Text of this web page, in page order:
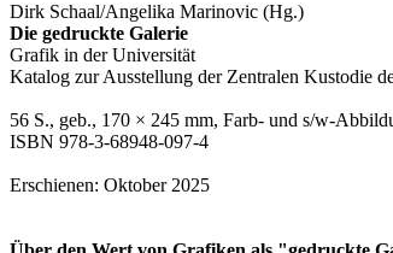
Dirk Schaal/Angelika Marinovic (Hg.)
Die gedruckte Galerie
Grafik in der Universität
Katalog zur Ausstellung der Zentralen Kustodie
56 S., geb., 170 × 245 mm, Farb- und s/w-
ISBN 978-3-68948-097-4
Erschienen: Oktober 2025